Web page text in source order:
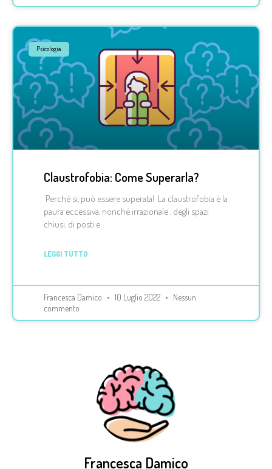
Psicologia
Claustrofobia: Come Superarla?
Perché si, può essere superata! La claustrofobia è la
paura eccessiva, nonché irrazionale , degli spazi
chiusi, di posti e
LEGGI TUTTO
Francesca Damico 10 Luglio 2022
Nessun
commento
Francesca Damico